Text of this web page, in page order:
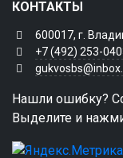
КОНТАКТЫ
600017, г.
+7 (492) 253-
Нашли ошибку?
Выделите и